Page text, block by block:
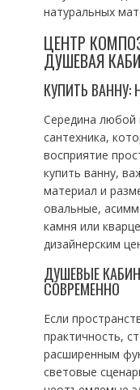
натуральных
ЦЕНТР
ДУШЕВАЯ
КУПИТЬ ВАННУ:
Середина
сантехника,
восприятие
купить ванну,
материал и
овальные,
камня или
дизайнерским
ДУШЕВЫЕ
СОВРЕМЕННО
Если
практичность,
расширенным
световые